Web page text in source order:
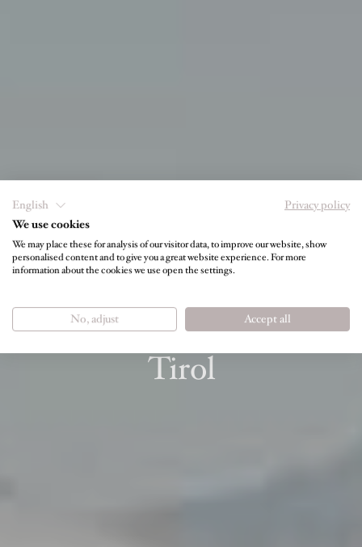
WINTERWANDERN, RODELN,
Sanfter Winterurlaub in
Tirol
English
Privacy policy
We use cookies
We may place these for analysis of our visitor data, to improve our website, show
personalised content and to give you a great website experience. For more
information about the cookies we use open the settings.
No, adjust Accept all